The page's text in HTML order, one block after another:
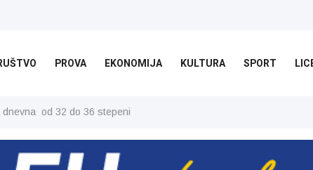
PROVA EKONOMIJA KULTURA SPORT
od 32 do 36 stepeni